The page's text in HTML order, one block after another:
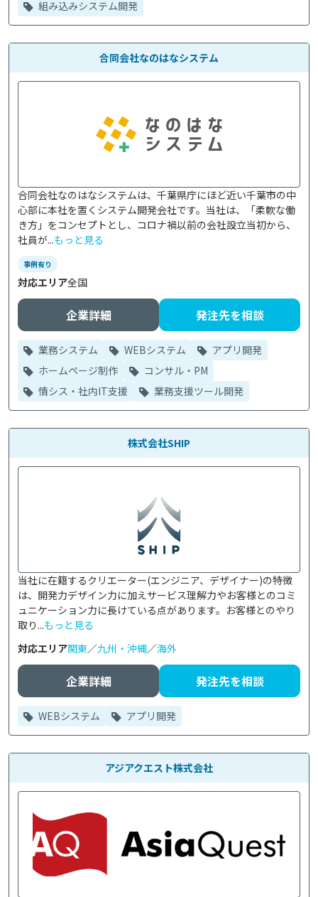
組み込みシステム開発
合同会社なのはなシステム
合同会社なのはなシステムは、千葉県庁にほど近い千葉市の中
心部に本社を置くシステム開発会社です。当社は、「柔軟な働
き方」をコンセプトとし、コロナ禍以前の会社設立当初から、
社員が...もっと見る
事例有り
対応エリア全国
企業詳細 発注先を相談
業務システム WEBシステム
アプリ開発
ホームページ制作
コンサル・PM
情シス・社内IT支援
業務支援ツール開発
株式会社SHIP
当社に在籍するクリエーター(エンジニア、デザイナー)の特徴
は、開発力デザイン力に加えサービス理解力やお客様とのコミ
ュニケーション力に長けている点があります。お客様とのやり
取り...もっと見る
対応エリア関東／九州・沖縄／海外
企業詳細 発注先を相談
WEBシステム アプリ開発
アジアクエスト株式会社